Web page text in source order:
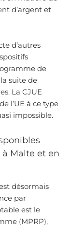
d’argent et
d’autres
de
suite de
La CJUE
l’UE à ce type
impossible.
Malte et en
désormais
par
est le
(MPRP),